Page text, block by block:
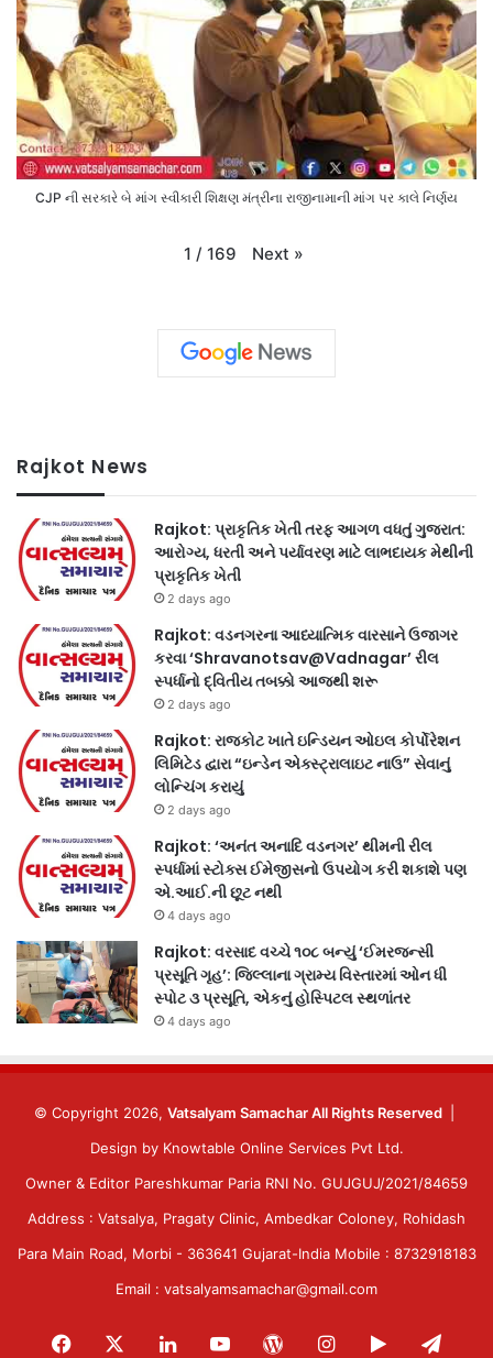
CJP ની સરકારે બે માંગ સ્વીકારી શિક્ષણ મંત્રીના રાજીનામાની માંગ પર કાલે નિર્ણય
1 / 169 Next »
Rajkot News
Rajkot: પ્રાકૃતિક ખેતી તરફ આગળ વધતું ગુજરાત:
આરોગ્ય, ધરતી અને પર્યાવરણ માટે લાભદાયક મેથીની
પ્રાકૃતિક ખેતી
2 days ago
Rajkot: વડનગરના આધ્યાત્મિક વારસાને ઉજાગર
કરવા ‘Shravanotsav@Vadnagar’ રીલ
સ્પર્ધાનો દ્વિતીય તબક્કો આજથી શરૂ
2 days ago
Rajkot: રાજકોટ ખાતે ઇન્ડિયન ઓઇલ કોર્પોરેશન
લિમિટેડ દ્વારા “ઇન્ડેન એક્સ્ટ્રાલાઇટ નાઉ” સેવાનું
લોન્ચિંગ કરાયું
2 days ago
Rajkot: ‘અનંત અનાદિ વડનગર’ થીમની રીલ
સ્પર્ધામાં સ્ટોક્સ ઈમેજીસનો ઉપયોગ કરી શકાશે પણ
એ.આઈ.ની છૂટ નથી
4 days ago
Rajkot: વરસાદ વચ્ચે ૧૦૮ બન્યું ‘ઈમરજન્સી
પ્રસૂતિ ગૃહ’: જિલ્લાના ગ્રામ્ય વિસ્તારમાં ઓન ધી
સ્પોટ ૩ પ્રસૂતિ, એકનું હોસ્પિટલ સ્થળાંતર
4 days ago
© Copyright 2026, Vatsalyam Samachar All Rights Reserved
Design by Knowtable Online Services Pvt Ltd.
Owner & Editor Pareshkumar Paria RNI No. GUJGUJ/2021/84659
Address : Vatsalya, Pragaty Clinic, Ambedkar Coloney, Rohidash
Para Main Road, Morbi - 363641 Gujarat-India Mobile : 8732918183
Email : vatsalyamsamachar@gmail.com
Facebook LinkedInYouTubeWordPressInstagram
Google